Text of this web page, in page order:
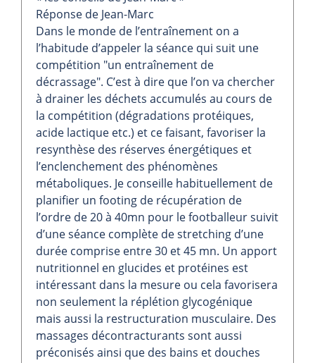
Réponse de Jean-Marc
Dans le monde de l’entraînement on a
l’habitude d’appeler la séance qui suit une
compétition "un entraînement de
décrassage". C’est à dire que l’on va chercher
à drainer les déchets accumulés au cours de
la compétition (dégradations protéiques,
acide lactique etc.) et ce faisant, favoriser la
resynthèse des réserves énergétiques et
l’enclenchement des phénomènes
métaboliques. Je conseille habituellement de
planifier un footing de récupération de
l’ordre de 20 à 40mn pour le footballeur suivit
d’une séance complète de stretching d’une
durée comprise entre 30 et 45 mn. Un apport
nutritionnel en glucides et protéines est
intéressant dans la mesure ou cela favorisera
non seulement la réplétion glycogénique
mais aussi la restructuration musculaire. Des
massages décontracturants sont aussi
préconisés ainsi que des bains et douches